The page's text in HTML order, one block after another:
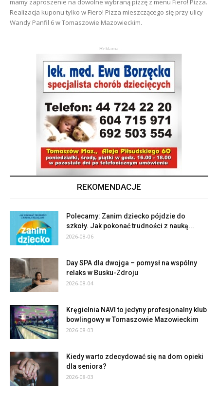
mamy zaproszenie na dowolne wybraną pizzę z menu Fiero! Pizza.
Realizacja kuponu tylko w Fiero! Pizza mieszczącego się przy ulicy
Wandy Panfil 6 w Tomaszowie Mazowieckim.
- Reklama -
REKOMENDACJE
Polecamy: Zanim dziecko pójdzie do
szkoły. Jak pokonać trudności z nauką...
2026-08-06
Day SPA dla dwojga – pomysł na wspólny
relaks w Busku-Zdroju
2026-08-04
Kręgielnia NAVI to jedyny profesjonalny klub
bowlingowy w Tomaszowie Mazowieckim
2026-08-03
Kiedy warto zdecydować się na dom opieki
dla seniora?
2026-08-03